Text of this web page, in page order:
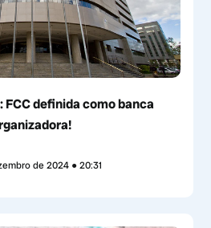
FCC definida como banca
de 2024 20:31